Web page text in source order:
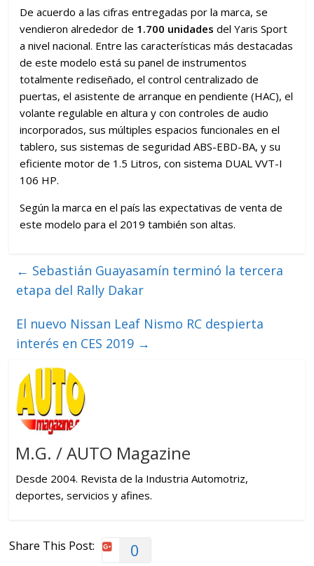
De acuerdo a las cifras entregadas por la marca, se
vendieron alrededor de 1.700 unidades del Yaris Sport
a nivel nacional. Entre las características más destacadas
de este modelo está su panel de instrumentos
totalmente rediseñado, el control centralizado de
puertas, el asistente de arranque en pendiente (HAC), el
volante regulable en altura y con controles de audio
incorporados, sus múltiples espacios funcionales en el
tablero, sus sistemas de seguridad ABS-EBD-BA, y su
eficiente motor de 1.5 Litros, con sistema DUAL VVT-I
106 HP.
Según la marca en el país las expectativas de venta de
este modelo para el 2019 también son altas.
← Sebastián Guayasamín terminó la tercera
etapa del Rally Dakar
El nuevo Nissan Leaf Nismo RC despierta
interés en CES 2019 →
M.G. / AUTO Magazine
Desde 2004. Revista de la Industria Automotriz,
deportes, servicios y afines.
Share This Post: 0